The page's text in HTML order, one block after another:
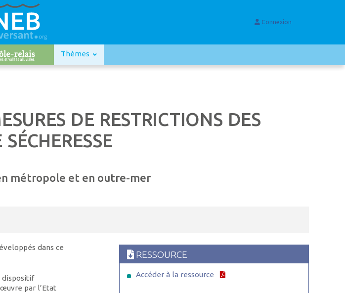
Connexion
Thèmes
DE RESTRICTIONS DES
métropole et en outre-mer
dans ce
dispositif
par l’Etat
RESSOURCE
Accéder à la ressource